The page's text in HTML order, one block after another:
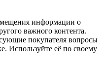
информации о
важного контента.
покупателя вопросы
Используйте её по своему